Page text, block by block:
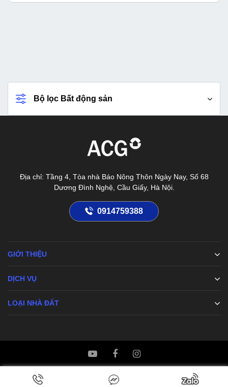
Bộ lọc Bất động sản
Địa chỉ: Tầng 4, Tòa nhà Báo Nông Thôn Ngày Nay, Số 68
Dương Đình Nghệ, Cầu Giấy, Hà Nội.
0914759388
GIỚI THIỆU
DỊCH VỤ
LOẠI NHÀ ĐẤT